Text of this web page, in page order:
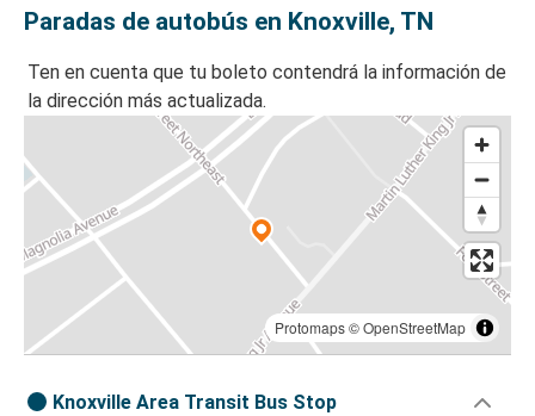
Paradas de autobús en Knoxville, TN
Ten en cuenta que tu boleto contendrá la información de
la dirección más actualizada.
Protomaps©OpenStreetMap
Knoxville Area Transit Bus Stop